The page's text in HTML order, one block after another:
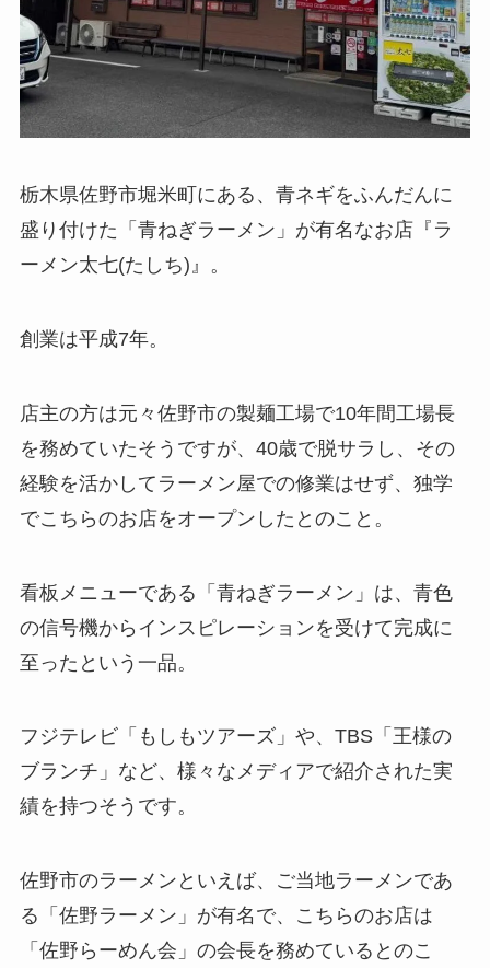
栃木県佐野市堀米町にある、青ネギをふんだんに
盛り付けた「青ねぎラーメン」が有名なお店『ラ
ーメン太七(たしち)』。
創業は平成7年。
店主の方は元々佐野市の製麺工場で10年間工場長
を務めていたそうですが、40歳で脱サラし、その
経験を活かしてラーメン屋での修業はせず、独学
でこちらのお店をオープンしたとのこと。
看板メニューである「青ねぎラーメン」は、青色
の信号機からインスピレーションを受けて完成に
至ったという一品。
フジテレビ「もしもツアーズ」や、TBS「王様の
ブランチ」など、様々なメディアで紹介された実
績を持つそうです。
佐野市のラーメンといえば、ご当地ラーメンであ
る「佐野ラーメン」が有名で、こちらのお店は
「佐野らーめん会」の会長を務めているとのこ